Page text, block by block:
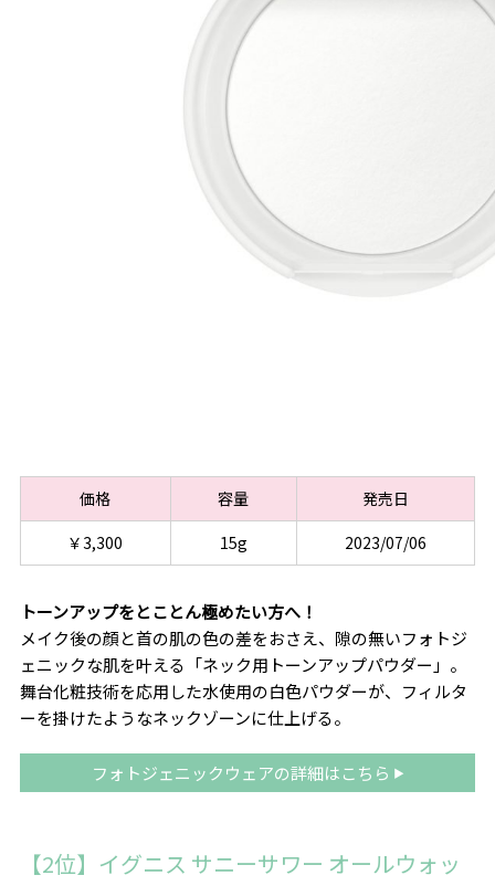
価格 容量
発売日
￥3,300
15g 2023/07/06
トーンアップをとことん極めたい方へ！
メイク後の顔と首の肌の色の差をおさえ、隙の無いフォトジ
ェニックな肌を叶える「ネック用トーンアップパウダー」。
舞台化粧技術を応用した水使用の白色パウダーが、フィルタ
ーを掛けたようなネックゾーンに仕上げる。
フォトジェニックウェアの詳細はこちら
【2位】イグニス サニーサワー オールウォッ